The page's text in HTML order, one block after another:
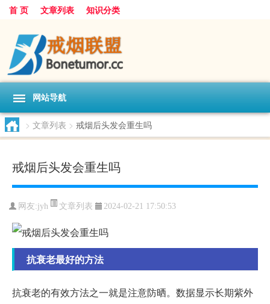
首 页 文章列表 知识分类
网站导航
> 文章列表 > 戒烟后头发会重生吗
戒烟后头发会重生吗
网友:jyh 文章列表 2024-02-21 17:50:53
抗衰老最好的方法
抗衰老的有效方法之一就是注意防晒。数据显示长期紫外